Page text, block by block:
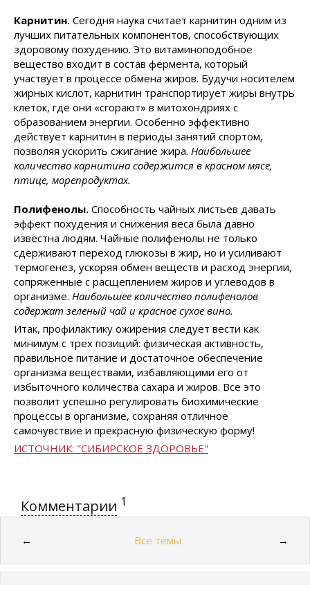
Карнитин. Сегодня наука считает карнитин одним из
лучших питательных компонентов, способствующих
здоровому похудению. Это витаминоподобное
вещество входит в состав фермента, который
участвует в процессе обмена жиров. Будучи носителем
жирных кислот, карнитин транспортирует жиры внутрь
клеток, где они «сгорают» в митохондриях с
образованием энергии. Особенно эффективно
действует карнитин в периоды занятий спортом,
позволяя ускорить сжигание жира. Наибольшее
количество карнитина содержится в красном мясе,
птице, морепродуктах.
Полифенолы. Способность чайных листьев давать
эффект похудения и снижения веса была давно
известна людям. Чайные полифенолы не только
сдерживают переход глюкозы в жир, но и усиливают
термогенез, ускоряя обмен веществ и расход энергии,
сопряженные с расщеплением жиров и углеводов в
организме. Наибольшее количество полифенолов
содержат зеленый чай и красное сухое вино.
Итак, профилактику ожирения следует вести как
минимум с трех позиций: физическая активность,
правильное питание и достаточное обеспечение
организма веществами, избавляющими его от
избыточного количества сахара и жиров. Все это
позволит успешно регулировать биохимические
процессы в организме, сохраняя отличное
самочувствие и прекрасную физическую форму!
ИСТОЧНИК: "СИБИРСКОЕ ЗДОРОВЬЕ"
Комментарии 1
← Все темы →